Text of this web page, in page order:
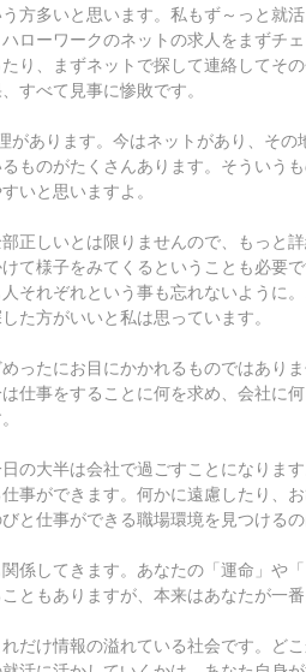
方多いと思います。私もず～っと就
ローワークのネットの求人をまずチ
り、まずネットで探して連絡してそ
すべて見事に惨敗です。
があります。今はネットがあり、その
ものがたくさんあります。そういう
いと思いますよ。
正しいとは限りませんので、もっと
て様子をみてくるということも必要で
それぞれという事も忘れないように
た方がいいと私は思っています。
ったにお目にかかれるものではあり
仕事をすることに何を求め、会社に
の大半は会社で過ごすことになりま
事ができます。何かに遠慮したり、
と仕事ができる職場環境を見つけるの
係してきます。あなたの「運命」や
ともありますが、本来はあなたが一番
だけ情報の溢れている社会です。ど